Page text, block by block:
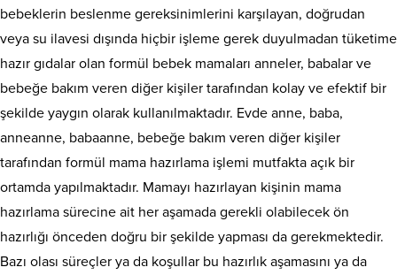
bebeklerin beslenme gereksinimlerini karşılayan, doğrudan
veya su ilavesi dışında hiçbir işleme gerek duyulmadan tüketime
hazır gıdalar olan formül bebek mamaları anneler, babalar ve
bebeğe bakım veren diğer kişiler tarafından kolay ve efektif bir
şekilde yaygın olarak kullanılmaktadır. Evde anne, baba,
anneanne, babaanne, bebeğe bakım veren diğer kişiler
tarafından formül mama hazırlama işlemi mutfakta açık bir
ortamda yapılmaktadır. Mamayı hazırlayan kişinin mama
hazırlama sürecine ait her aşamada gerekli olabilecek ön
hazırlığı önceden doğru bir şekilde yapması da gerekmektedir.
Bazı olası süreçler ya da koşullar bu hazırlık aşamasını ya da